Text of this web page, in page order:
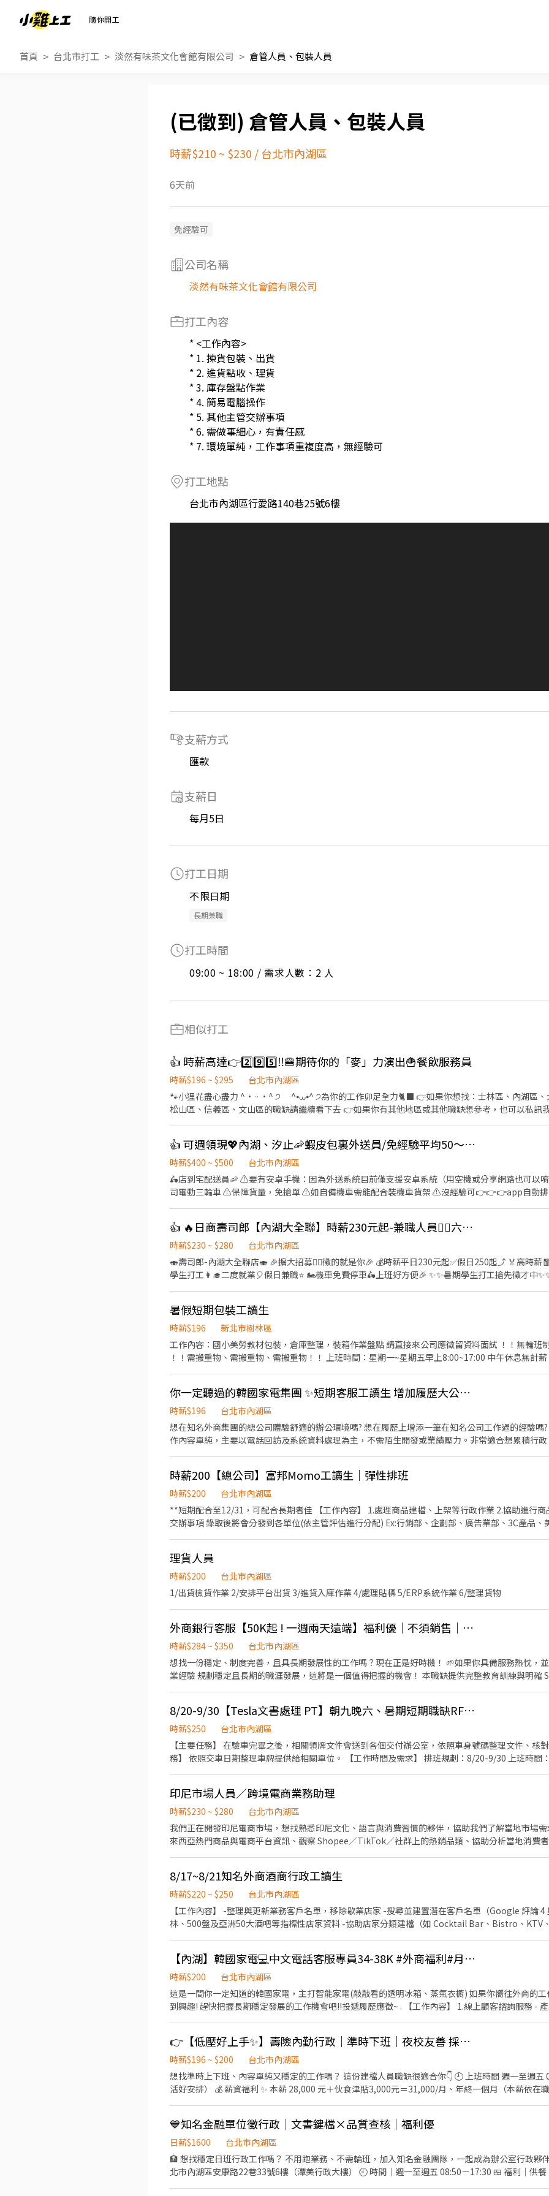
隨你開工
首頁 台北市打工 淡然有味茶文化會館有限公司 倉管人員、包裝人員
倉管人員、包裝人員
時薪$210 ~ $230 / 台北市內湖區
6天前
免經驗可
公司名稱
淡然有味茶文化會館有限公司
打工內容
* <工作內容>
* 1. 揀貨包裝、出貨
* 2. 進貨點收、理貨
* 3. 庫存盤點作業
* 4. 簡易電腦操作
* 5. 其他主管交辦事項
* 6. 需做事細心，有責任感
* 7. 環境單純，工作事項重複度高，無經驗可
打工地點
台北市內湖區行愛路140巷25號6樓
支薪方式
匯款
支薪日
每月5日
打工日期
不限日期
長期兼職
打工時間
09:00 ~ 18:00 / 需求人數：2 人
相似打工
👍 時薪高達👉2️⃣9️⃣5️⃣‼️🍔期待你的「麥」力演出🍟餐飲服務員
時薪$196 ~ $295
台北市內湖區
🐾小狸花盡心盡力 ^• ᵕ •^ ੭ ^⦁⩊⦁^ ੭為你的工作卯足全力🐈‍⬛ 👉如果你想找：士林區、內湖區、大安區、中山區、中正區、
松山區、信義區、文山區的職缺請繼續看下去 👉如果你有其他地區或其他職缺想參考，也可以私訊我唷 .˚⊹ ⁺‧ 【工作內容
店 .˚⊹ ⁺‧ 【薪資制度】 ‧⁺ ⊹˚. 💰 在上述時段內，時薪為 $ 225 ~ 240 🪙 若非以上時段，時薪為 $ 196 💰 過00:00 + $ 55 夜班津貼
.˚⊹ ⁺‧ 【 休假制度】 ‧⁺ ⊹˚. 📌 採排休制（無固定休） 🗓️ 周一至週日皆需排班 🚫 周六、周日可排休不可固定休
點】 ‧⁺ ⊹˚. 👉士林區 台北士林店📍台北市士林區中山北路五段602號 👉內湖區 台北西湖店📍台北市內湖區內湖路一段283號 台
北舊宗二店📍台北市內湖區舊宗路一段275號 👉大安區 羅斯福店📍台北市大安區羅斯福路二段45號 台北麟光店📍台北市大安區
和平東路三段406巷8號 台北復興二店📍台北市大安區復興南路二段273號 台北光復店📍台北市大安區光復
台北長春店📍台北市中山區長春路172號 台北南京五店📍台北市中山區南京東路三段210之1號 👉中正區 林森二店📍台北市中正
區林森南路1號 台北濟南店📍台北市中正區濟南路二段66號 台北館前店📍台北市中正區館前路8號
📍台北市松山區民權東路三段128號 台北南京二店📍台北市松山區南京東路五段162號 台北南京六
段57號 👉信義區 忠孝四店📍台北市信義區忠孝東路五段522號 台北101店📍台北市信義區市府路45號 台北夢廣場店📍台北市信
義區松高路11號 👉文山區 台北興隆店📍台北市文山區興隆路三段54號 台北指南店📍台北市文山區指南路二段67號 台北木新店
📍台北市文山區木新路三段174號 台北動物園三店📍台北市文山區新光路二段30號 .˚⊹ ⁺‧ 【超級亮點】 ‧⁺ ⊹˚. 💼 勞保・勞退・
團保 ⛽ 汽機車油資補貼 🔧 汽機車修繕補貼 🤝 推薦好友獎金 $600/人 📆 國定假日上班享雙倍薪資💥 .˚⊹ ⁺‧ 【 想聯繫我】 ‧⁺ ⊹˚.
☝️ 點選【立即應徵】我會速度回覆你！ ✌️ 或加入 🅻🅸🅽🅴：https://lin.ee/8rsUSDv 🤟 留言「姓名
繫上～ 若想參考其他職缺，可以到我的Threads，看更多更多的職缺喔♬ My Threads：tsaipei_ruby https://reurl.cc/7b2vad
別害羞❌別害怕❌找工作聯繫我⭕
👍 可週領現💖內湖、汐止🦐蝦皮包裏外送員/免經驗平均50～80K，公司車
時薪$400 ~ $500
台北市內湖區
🛵店到宅配送員🦐 ⚠️要有安卓手機：因為外送系統目前僅支援安卓系統（用空機或分享網路也可以
司電動三輪車 ⚠️保障貨量，免搶單 ⚠️如自備機車需能配合裝機車貨架 ⚠️沒經驗可👉👉👉app自動
（穩定出勤）：$60,000 ~ $80,000 元 / 月 🔥 拼命努力送（挑戰極限）：$80,000 ~ $180,000 元 +
━━━━━━━━━━━━━━━━ ✅ 領薪彈性：每月15號準時發薪（可匯款/領現），亦可配合【每
━━━━━━━━━━━━━━━━━ 📍 【熱門開缺地點 ── 趕快卡位】 ━━━━━━━━━━━━━━━━━ 台北市、新北
市各行政區皆有缺額（文山、林口、板橋、永和、中和、新店、三重、新莊、樹林、土城、淡水、
山、內湖...等） 點擊立即應徵，私訊告知小編你想送哪一區，馬上幫你保留就近站點！ ━━━━━━━━━━━━━━━━━ 📩
【火速卡位應徵流程】 ➊ 點擊填寫廠商制式履歷（1分鐘完成，快速安排送審）： 👉https://
個資僅供廠商審核，敏感欄位（身分證/詳細地址）錄取前皆可先不填！ ➋加入留言： 👉https://
👍 🔥日商壽司郎【內湖大全聯】時薪230元起-兼職人員🙆‍♀️六日250元起💰
時薪$230 ~ $280
台北市內湖區
🍣壽司郎-內湖大全聯店🍣 🎉擴大招募🙆‍♀️徵的就是你🎉 💰時薪平日230元起✅️假日250起⤴️ 🏅高時薪🧧福利優🎊彈性排班📝 👨‍🎓
學生打工👩‍🎓二度就業🎈假日兼職⭐️ 🏍機車免費停車🛵上班好方便🎉 ✨️✨️暑期學生打工搶先徵才中✨️✨️ ⭕招募條件 ✅️良好職前教
作內容 ▪外場🎈 帶客入座→介紹、服務→飲料提供→餐具清洗→桌邊結帳→收銀結帳......等。 ▪內場
餐點製作→提供餐點→餐具清洗→環境整理維護......等。 ▪洗碗區🫧 餐具清洗、環境整理整頓、環境清洗......等。
完善，無經驗者也OK✨️ ⭕獎金福利 ▪生日禮券！ ▪員工用餐優惠！ ▪不定期活動競賽獎金！ ▪一年4次考核及調薪！ ▪加班費
5分鐘為單位計算！ ▪介紹親朋好友入職，期滿可獲得3,000～5,000元獎金！ ⭕基本保障 ①加班費(以5分鐘為單位計算) ②勞
保、健保、意外險 ③每月提撥勞工退休新制6% ④特休按照勞基法規定 ⑤颱風天出勤津貼 ⑥員工
職一年後提供免費健檢
暑假短期包裝工讀生
時薪$196
新北市樹林區
工作內容：國小美勞教材包裝，倉庫整理，裝箱作業盤點 請直接來公司應徵留資料面試 ！！無輪班
！！需搬重物、需搬重物、需搬重物！！ 上班時間：星期一~星期五早上8:00~17:00 中午休息無計薪 需配合加班：加班晚上
你一定聽過的韓國家電集團 ✨短期客服工讀生 增加履歷大公司經驗 !! 🎉
時薪$196
台北市內湖區
想在知名外商集團的總公司體驗舒適的辦公環境嗎? 想在履歷上增添一筆在知名公司工作過的經驗嗎
作內容單純，主要以電話回訪及系統資料處理為主，不需陌生開發或業績壓力。非常適合想累積行
起至2026/10/30 上班時間：週一到週五 09:00 - 18:00 休息時間： 12:00 - 13:00 🌟 徵求條件 做事細心、負責任，能配合團隊作
業 具備基本電話應對能力，口條清楚 熟悉Microsoft Office（Excel、Word、Outlook）基本操作 中文打字速度40字／分鐘以上
無經驗可，只要具備服務熱忱與學習意願，我們都非常歡迎 📢｜加賴 ID：
時薪200【總公司】富邦Momo工讀生｜彈性排班
時薪$200
台北市內湖區
**短期配合至12/31，可配合長期者佳 【工作內容】 1.處理商品建檔、上架等行政作業 2.協助進行商品價格查詢 3.其他部門主管
交辦事項 錄取後將會分發到各單位(依主管評估進行分配) Ex:行銷部、企劃部、廣告業部、3C產品、美妝部..等 *純內勤工作，不
理貨人員
時薪$200
台北市內湖區
1/出貨檢貨作業 2/安排平台出貨 3/進貨入庫作業 4/處理貼標 5/ERP系統作業 6/整理貨物
外商銀行客服【50K起 ! 一週兩天遠端】福利優｜不須銷售｜完整教育訓練 KK
時薪$284 ~ $350
台北市內湖區
想找一份穩定、制度完善，且具長期發展性的工作嗎？現在正是好時機！ 🌱如果你具備服務熱忱，
業經驗 規劃穩定且長期的職涯發展，這將是一個值得把握的機會！ 本職缺提供完整教育訓練與明確
客戶意見反應與後續追蹤，維繫良好顧客關係 • 一天固定出勤9小時(午休1小時)，不加班！！ 【薪
63K（含伙食津貼） • 年終獎金、三節獎金、服務績效獎金 • 完整在職培訓、考照津貼、升遷制度
整專業教育訓練（流程清楚、好上手） • 工作 SOP 明確，新人可安心學習 • 升遷制度完善，職涯
24小時輪班制，輪夜班機率低 【工作地點】 • 台北市內湖區 【需求條件】 • 專科以上學歷 • 具客
業，具良好顧客服務意識者優先考量 • 具良好溝通能力、學習能力佳，出勤穩定 【其他條件】 •
互動 • 具積極態度，表達清楚、溝通能力佳 • 可配合輪值假日及夜班（依排班制度） ✅具客服或
關經驗亦可培訓） 【聯絡資訊】 ConBiz - Katheryn L1NE: jiao000 電話: (02)6605-8244
8/20-9/30【Tesla文書處理 PT】朝九晚六、暑期短期職缺RFS213
時薪$250
台北市內湖區
【主要任務】 在驗車完畢之後，相關領牌文件會送到各個交付辦公室，依照車身號碼整理文件、核對大量
務】 依照交車日期整理車牌提供給相關單位。 【工作時間及需求】 排班規劃：8/20-9/30 上班時間：9:30-18:30 【我們希望你
印尼市場人員／跨境電商業務助理
時薪$230 ~ $280
台北市內湖區
我們正在開發印尼電商市場，想找熟悉印尼文化、語言與消費習慣的夥伴，協助我們了解當地市場
來西亞熱門商品與電商平台資訊、觀察 Shopee／TikTok／社群上的熱銷品類、協助分析當地消費
境電商、行銷企劃、市場開發經驗的人。 **特質要求：**細心、主動、對網購與社群流行商品有興趣，能定期回報整理結果。 樂
8/17~8/21知名外商酒商行政工讀生
時薪$220 ~ $250
台北市內湖區
【工作內容】 -整理與更新業務客戶名單，移除歇業店家 -搜尋並建置潛在客戶名單（Google 評論
林、500盤及亞洲50大酒吧等指標性店家資料 -協助店家分類建檔（如 Cocktail Bar、Bistro、KTV、燒
【內湖】韓國家電💻中文電話客服專員34-38K #外商福利#月獎金
時薪$200
台北市內湖區
這是一間你一定知道的韓國家電，主打智能家電(敲敲看的透明冰箱、蒸氣衣櫥) 如果你嚮往外商的
到興趣! 趕快把握長期穩定發展的工作機會吧!!投遞履歷應徵~ . 【工作內容】 1.線上顧客諮詢服務 - 產品規格、廣告活動、保固說
覆 . 3.回訪及顧客問券調查 - 維修件滿意度回訪 - SVC監控回訪(異常件、取消件、三天以上處理件等) - 回訪異常件及抱怨件追蹤 .
#親切、積極主動、抗壓性強有耐心、善傾聽及溝通及表達能力佳 #具有服務熱忱及責任感，反應能力快 #具服務相關經驗1年以
上，有電話客服實務經驗為佳 #具客訴處理實務經驗者為佳 . 【工作時間】 1、周一到五 有時候周六；0900-18:00，依公司規定
進行8小時排班 2、周休二日；紅字休 . 【薪資福利】 1、生日禮金及當月有薪生日假一天 2、年終績
障獎金 3、每月額外KPI達成獎金 4、享有法定保障之勞保、健保、特休假、給薪疫苗假 5、年終尾
話客服、電銷相關經驗
👉【低壓好上手✨】壽險內勤行政｜準時下班｜夜校友善 採書審免現場面試
時薪$196 ~ $200
台北市內湖區
想找準時上下班、內容單純又穩定的工作嗎？ 這份建檔人員職缺很適合你👇 🕘 上班時間 週一至週五
活好安排） 💰 薪資福利 ✨ 本薪 28,000 元＋伙食津貼3,000元＝31,000/月、年終一個月（本薪依在職比例） ✨ 端午禮金🧧 2,000
作OK ✔ 喜歡辦公室環境、穩定工作的你 💡 職缺亮點 ✔ 週休二日 ✔ 純內勤、環境單純 ✔ 工作流程
政／建檔相關工作的你，快來應徵卡位！
💙知名金融單位徵行政｜文書鍵檔×品質查核｜福利優
日薪$1600
台北市內湖區
🏦 想找穩定日班行政工作嗎？ 不用跑業務、不需輪班，加入知名金融團隊，一起成為辦公室行政夥伴！ ✨ 工作資訊 📍 地
北市內湖區安康路22巷33號6樓（潭美行政大樓） 🕘 時間｜週一至週五 08:50－17:30 🍱 福利｜供